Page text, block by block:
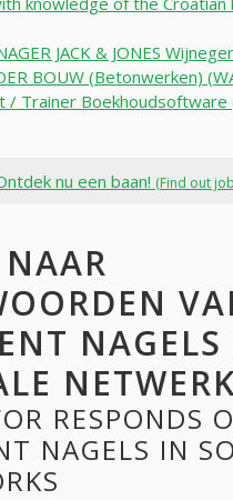
JACK & JONES
BOUW (Betonwerken)
/ Trainer Boekhoudsoftware
nu een baan! (Find out
NAGELS
RESPONDS
NAGELS IN